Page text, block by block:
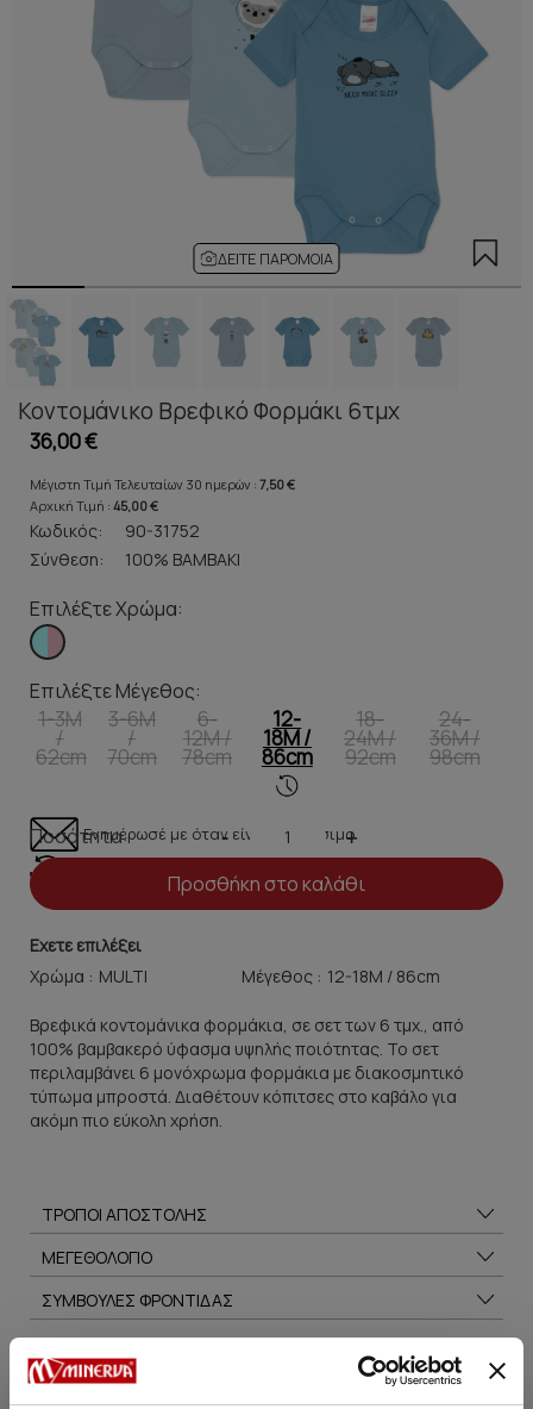
ΔΕΊΤΕ ΠΑΡΌΜΟΙΑ
Κοντομάνικο Βρεφικό Φορμάκι 6τμχ
36,00 €
Μέγιστη Τιμή Τελευταίων 30 ημερών : 7,50 €
Αρχική Τιμή : 45,00 €
Κωδικός:
90-31752
Σύνθεση:
100% ΒΑΜΒΑΚΙ
Επιλέξτε Χρώμα:
Επιλέξτε Μέγεθος:
1-3M
/
62cm
3-6M
/
70cm
6-
12M /
78cm
12-
18M /
86cm
18-
24M /
92cm
24-
36M /
98cm
Ενημέρωσέ με όταν είναι διαθέσιμο
Λίγα κομμάτια
Ποσότητα: - +
Προσθήκη στο καλάθι
Εχετε επιλέξει
Χρώμα :
Μέγεθος :
Βρεφικά κοντομάνικα φορμάκια, σε σετ των 6 τμχ., από
100% βαμβακερό ύφασμα υψηλής ποιότητας. Το σετ
περιλαμβάνει 6 μονόχρωμα φορμάκια με διακοσμητικό
τύπωμα μπροστά. Διαθέτουν κόπιτσες στο καβάλο για
ακόμη πιο εύκολη χρήση.
ΤΡΟΠΟΙ ΑΠΟΣΤΟΛΗΣ
ΜΕΓΕΘΟΛΟΓΙΟ
ΣΥΜΒΟΥΛΕΣ ΦΡΟΝΤΙΔΑΣ